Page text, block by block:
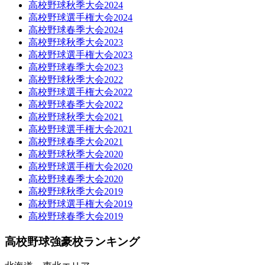
高校野球秋季大会2024
高校野球選手権大会2024
高校野球春季大会2024
高校野球秋季大会2023
高校野球選手権大会2023
高校野球春季大会2023
高校野球秋季大会2022
高校野球選手権大会2022
高校野球春季大会2022
高校野球秋季大会2021
高校野球選手権大会2021
高校野球春季大会2021
高校野球秋季大会2020
高校野球選手権大会2020
高校野球春季大会2020
高校野球秋季大会2019
高校野球選手権大会2019
高校野球春季大会2019
高校野球強豪校ランキング